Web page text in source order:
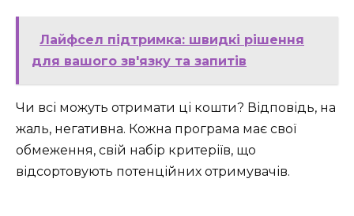
Лайфсел підтримка: швидкі рішення
для вашого зв'язку та запитів
Чи всі можуть отримати ці кошти? Відповідь, на
жаль, негативна. Кожна програма має свої
обмеження, свій набір критеріїв, що
відсортовують потенційних отримувачів.